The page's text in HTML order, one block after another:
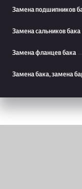
Замена подшипников
Замена сальников бака
Замена фланцев бака
Замена бака, замена